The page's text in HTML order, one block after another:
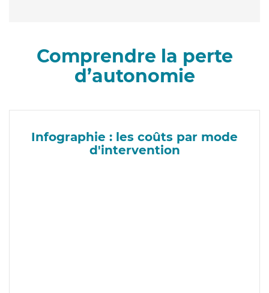
Comprendre la perte
d’autonomie
Infographie : les coûts par mode
d'intervention